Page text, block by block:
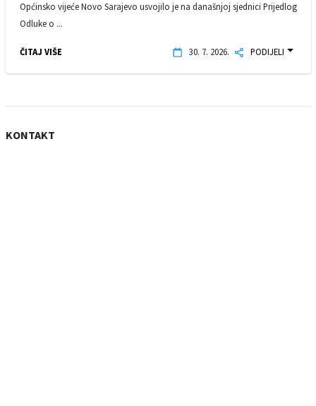
Općinsko vijeće Novo Sarajevo usvojilo je na današnjoj sjednici Prijedlog
Odluke o ...
ČITAJ VIŠE 30. 7. 2026. PODIJELI
KONTAKT